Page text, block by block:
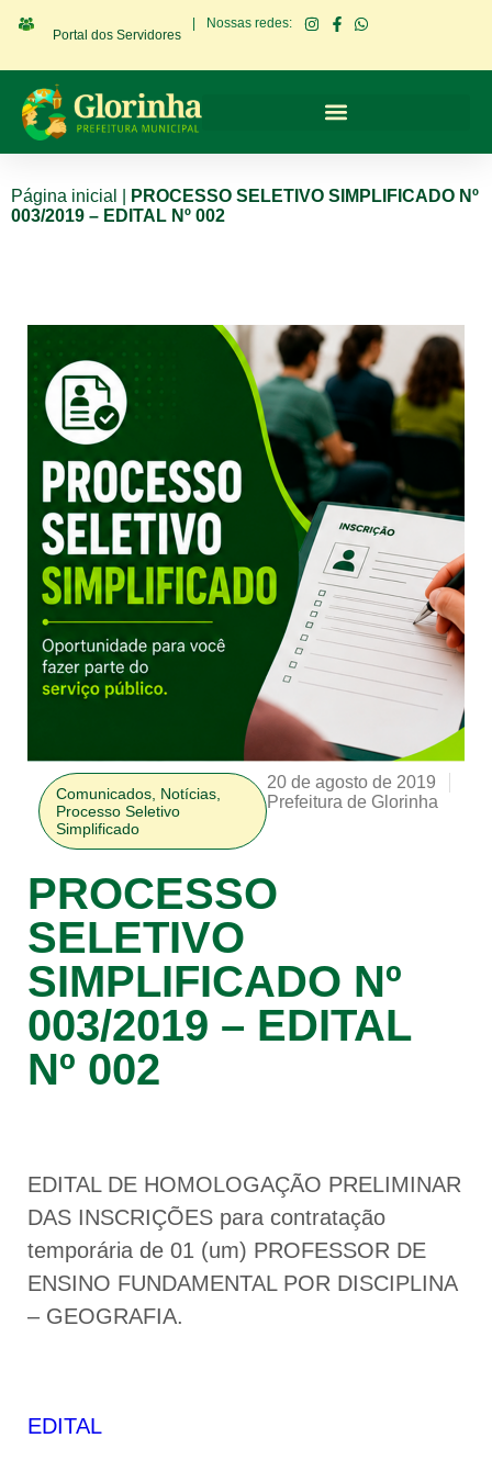
Portal dos Servidores
Nossas redes:
Página inicial
PROCESSO SELETIVO SIMPLIFICADO Nº
003/2019 – EDITAL Nº 002
Comunicados Notícias
Processo Seletivo
Simplificado
20 de agosto de 2019
Prefeitura de Glorinha
PROCESSO
SELETIVO
SIMPLIFICADO Nº
003/2019 – EDITAL
Nº 002
EDITAL DE HOMOLOGAÇÃO PRELIMINAR
DAS INSCRIÇÕES para contratação
temporária de 01 (um) PROFESSOR DE
ENSINO FUNDAMENTAL POR DISCIPLINA
– GEOGRAFIA.
EDITAL